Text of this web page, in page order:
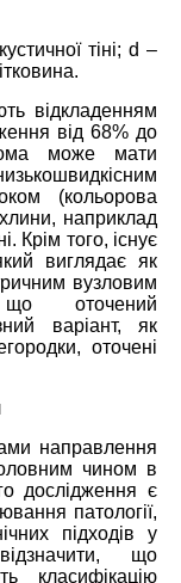
тіні; d –
відкладенням
від 68% до
може мати
(кольорова
наприклад
Крім того, існує
виглядає як
вузловим
що оточений
варіант, як
оточені
направлення
чином в
дослідження є
патології,
підходів у
що
класифікацію